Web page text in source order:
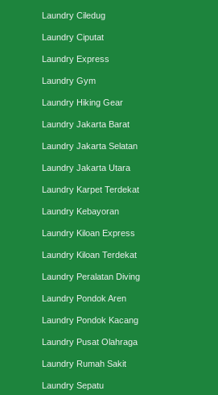
Laundry Ciledug
Laundry Ciputat
Laundry Express
Laundry Gym
Laundry Hiking Gear
Laundry Jakarta Barat
Laundry Jakarta Selatan
Laundry Jakarta Utara
Laundry Karpet Terdekat
Laundry Kebayoran
Laundry Kiloan Express
Laundry Kiloan Terdekat
Laundry Peralatan Diving
Laundry Pondok Aren
Laundry Pondok Kacang
Laundry Pusat Olahraga
Laundry Rumah Sakit
Laundry Sepatu